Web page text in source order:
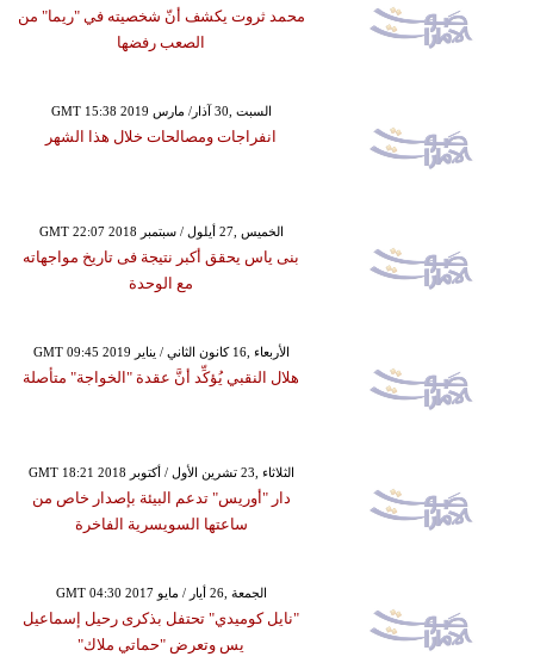
محمد ثروت يكشف أنّ شخصيته في "ريما" من
الصعب رفضها
GMT 15:38 2019 السبت ,30 آذار/ مارس
انفراجات ومصالحات خلال هذا الشهر
GMT 22:07 2018 الخميس ,27 أيلول / سبتمبر
بنى ياس يحقق أكبر نتيجة فى تاريخ مواجهاته
مع الوحدة
GMT 09:45 2019 الأربعاء ,16 كانون الثاني / يناير
هلال النقبي يُؤكِّد أنَّ عقدة "الخواجة" متأصلة
GMT 18:21 2018 الثلاثاء ,23 تشرين الأول / أكتوبر
دار "أوريس" تدعم البيئة بإصدار خاص من
ساعتها السويسرية الفاخرة
GMT 04:30 2017 الجمعة ,26 أيار / مايو
"نايل كوميدي" تحتفل بذكرى رحيل إسماعيل
يس وتعرض "حماتي ملاك"